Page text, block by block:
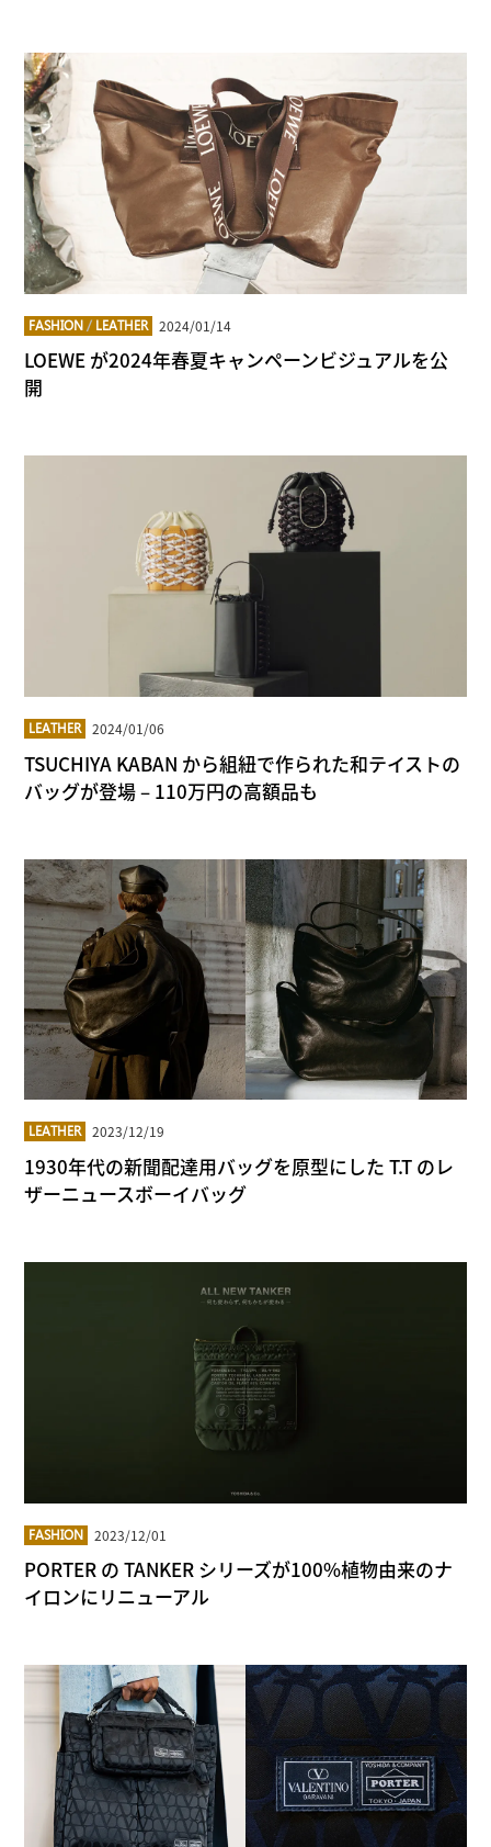
FASHION / LEATHER 2024/01/14
LOEWE が2024年春夏キャンペーンビジュアルを公
開
LEATHER 2024/01/06
TSUCHIYA KABAN から組紐で作られた和テイストの
バッグが登場 – 110万円の高額品も
LEATHER 2023/12/19
1930年代の新聞配達用バッグを原型にした T.T のレ
ザーニュースボーイバッグ
FASHION 2023/12/01
PORTER の TANKER シリーズが100%植物由来のナ
イロンにリニューアル